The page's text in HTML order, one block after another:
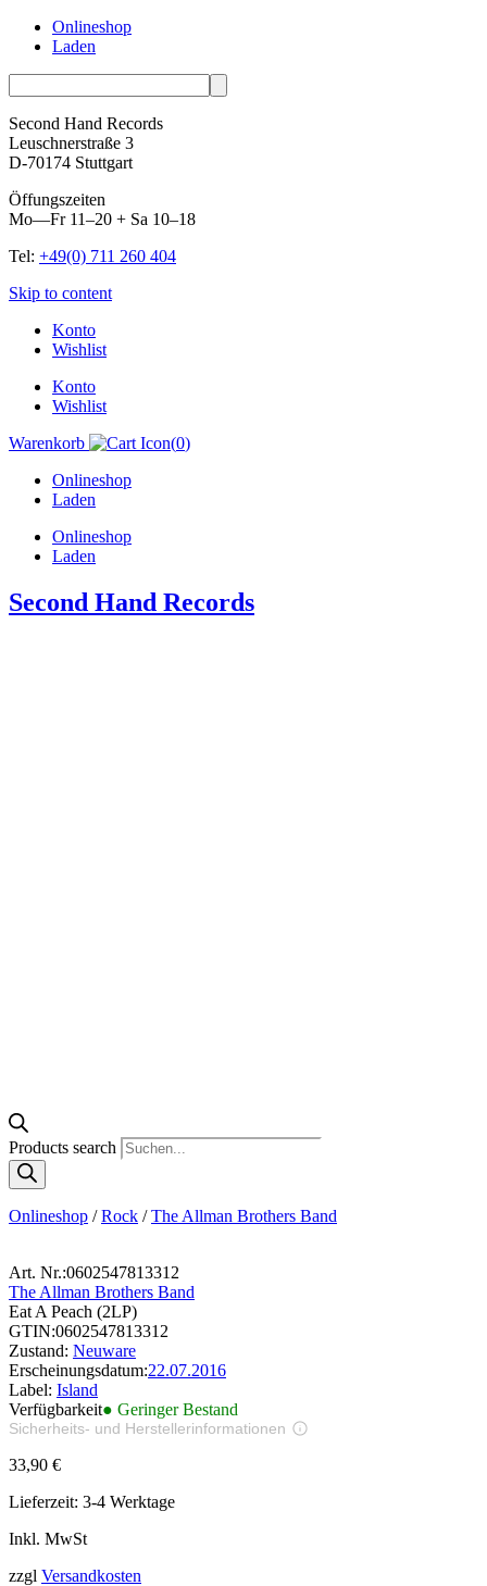
Onlineshop
Laden
Second Hand Records
Leuschnerstraße 3
D-70174 Stuttgart
Öffungszeiten
Mo—Fr 11–20 + Sa 10–18
Tel: +49(0) 711 260 404
Skip to content
Konto
Wishlist
Konto
Wishlist
Warenkorb
(0)
Onlineshop
Laden
Onlineshop
Laden
Second Hand Records
Products search
Onlineshop /Rock /The Allman Brothers Band
Art. Nr.:0602547813312
The Allman Brothers Band
Eat A Peach (2LP)
GTIN:0602547813312
Zustand: Neuware
Erscheinungsdatum:22.07.2016
Label: Island
Verfügbarkeit● Geringer Bestand
Sicherheits- und Herstellerinformationen
33,90 €
Lieferzeit: 3-4 Werktage
Inkl. MwSt
zzgl Versandkosten